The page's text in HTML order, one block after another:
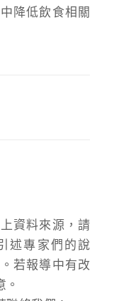
降低飲食相關
資料來源，請
述專家們的說
若報導中有改